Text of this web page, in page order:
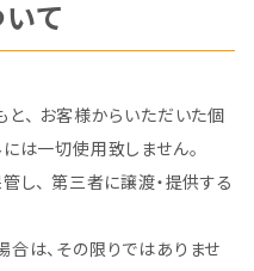
て
、 お客様からいただいた個
は一切使用致しません。
し、 第三者に譲渡・提供する
は、その限りではありませ